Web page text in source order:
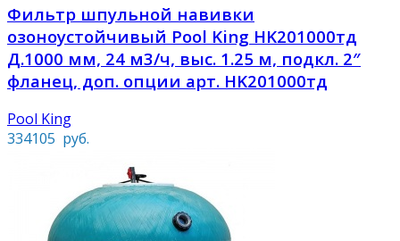
Фильтр шпульной навивки
озоноустойчивый Pool King HK201000тд
Д.1000 мм, 24 м3/ч, выс. 1.25 м, подкл. 2″
фланец, доп. опции арт. HK201000тд
Pool King
334105 руб.